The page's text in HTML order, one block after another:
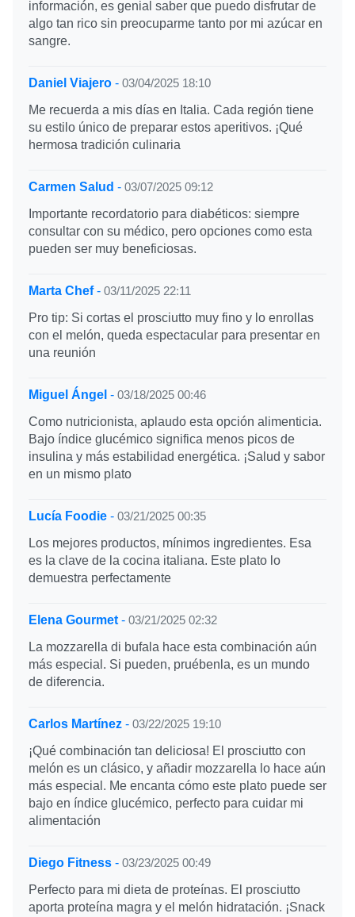
información, es genial saber que puedo disfrutar de
algo tan rico sin preocuparme tanto por mi azúcar en
sangre.
Daniel Viajero - 03/04/2025 18:10
Me recuerda a mis días en Italia. Cada región tiene
su estilo único de preparar estos aperitivos. ¡Qué
hermosa tradición culinaria
Carmen Salud - 03/07/2025 09:12
Importante recordatorio para diabéticos: siempre
consultar con su médico, pero opciones como esta
pueden ser muy beneficiosas.
Marta Chef- 03/11/2025 22:11
Pro tip: Si cortas el prosciutto muy fino y lo enrollas
con el melón, queda espectacular para presentar en
una reunión
Miguel Ángel - 03/18/2025 00:46
Como nutricionista, aplaudo esta opción alimenticia.
Bajo índice glucémico significa menos picos de
insulina y más estabilidad energética. ¡Salud y sabor
en un mismo plato
Lucía Foodie - 03/21/2025 00:35
Los mejores productos, mínimos ingredientes. Esa
es la clave de la cocina italiana. Este plato lo
demuestra perfectamente
Elena Gourmet - 03/21/2025 02:32
La mozzarella di bufala hace esta combinación aún
más especial. Si pueden, pruébenla, es un mundo
de diferencia.
Carlos Martínez - 03/22/2025 19:10
¡Qué combinación tan deliciosa! El prosciutto con
melón es un clásico, y añadir mozzarella lo hace aún
más especial. Me encanta cómo este plato puede ser
bajo en índice glucémico, perfecto para cuidar mi
alimentación
Diego Fitness - 03/23/2025 00:49
Perfecto para mi dieta de proteínas. El prosciutto
aporta proteína magra y el melón hidratación. ¡Snack